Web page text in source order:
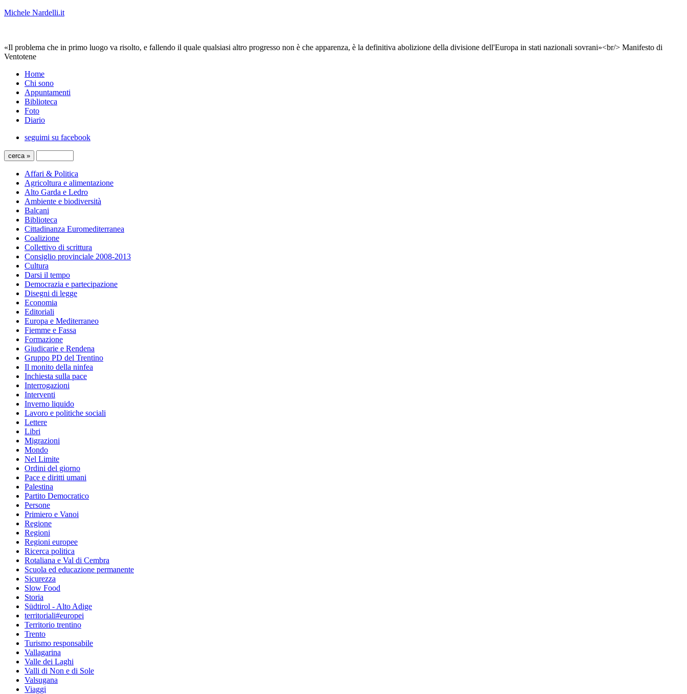
Michele Nardelli.it
«Il problema che in primo luogo va risolto, e fallendo il quale qualsiasi altro progresso non è che apparenza, è la definitiva abolizione della divisione dell'Europa in stati nazionali sovrani»<br/> Manifesto di
Ventotene
Home
Chi sono
Appuntamenti
Biblioteca
Foto
Diario
seguimi su facebook
Affari & Politica
Agricoltura e alimentazione
Alto Garda e Ledro
Ambiente e biodiversità
Balcani
Biblioteca
Cittadinanza Euromediterranea
Coalizione
Collettivo di scrittura
Consiglio provinciale 2008-2013
Cultura
Darsi il tempo
Democrazia e partecipazione
Disegni di legge
Economia
Editoriali
Europa e Mediterraneo
Fiemme e Fassa
Formazione
Giudicarie e Rendena
Gruppo PD del Trentino
Il monito della ninfea
Inchiesta sulla pace
Interrogazioni
Interventi
Inverno liquido
Lavoro e politiche sociali
Lettere
Libri
Migrazioni
Mondo
Nel Limite
Ordini del giorno
Pace e diritti umani
Palestina
Partito Democratico
Persone
Primiero e Vanoi
Regione
Regioni
Regioni europee
Ricerca politica
Rotaliana e Val di Cembra
Scuola ed educazione permanente
Sicurezza
Slow Food
Storia
Südtirol - Alto Adige
territoriali#europei
Territorio trentino
Trento
Turismo responsabile
Vallagarina
Valle dei Laghi
Valli di Non e di Sole
Valsugana
Viaggi